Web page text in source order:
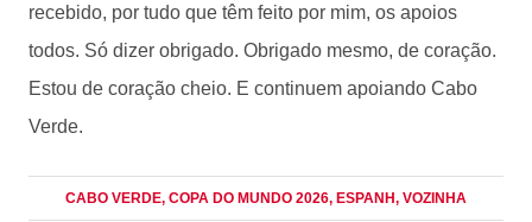
recebido, por tudo que têm feito por mim, os apoios
todos. Só dizer obrigado. Obrigado mesmo, de coração.
Estou de coração cheio. E continuem apoiando Cabo
Verde.
CABO VERDE, COPA DO MUNDO 2026, ESPANH, VOZINHA